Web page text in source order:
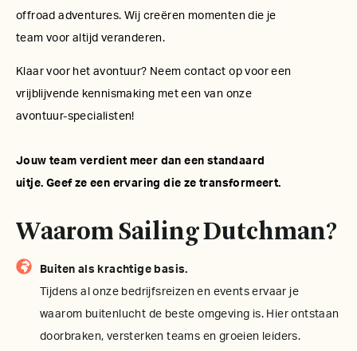
offroad adventures. Wij creëren momenten die je
team voor altijd veranderen.
Klaar voor het avontuur? Neem contact op voor een
vrijblijvende kennismaking met een van onze
avontuur-specialisten!
Jouw team verdient meer dan een standaard
uitje. Geef ze een ervaring die ze transformeert.
Waarom Sailing Dutchman?
Buiten als krachtige basis.
Tijdens al onze bedrijfsreizen en events ervaar je
waarom buitenlucht de beste omgeving is. Hier ontstaan
doorbraken, versterken teams en groeien leiders.